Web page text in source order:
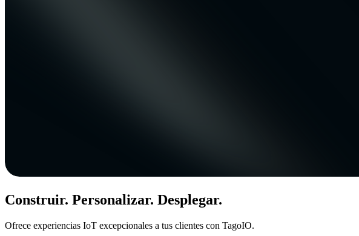
Construir. Personalizar. Desplegar.
Ofrece experiencias IoT excepcionales a tus clientes con TagoIO.